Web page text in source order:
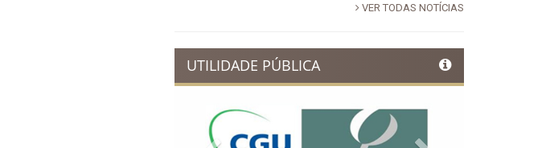
VER TODAS NOTÍCIAS
UTILIDADE PÚBLICA